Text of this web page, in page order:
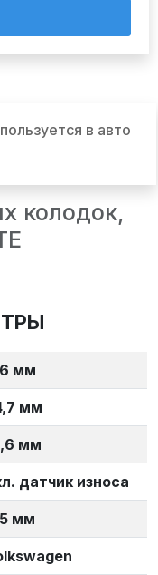
в авто
колодок,
мм
мм
мм
датчик износа
мм